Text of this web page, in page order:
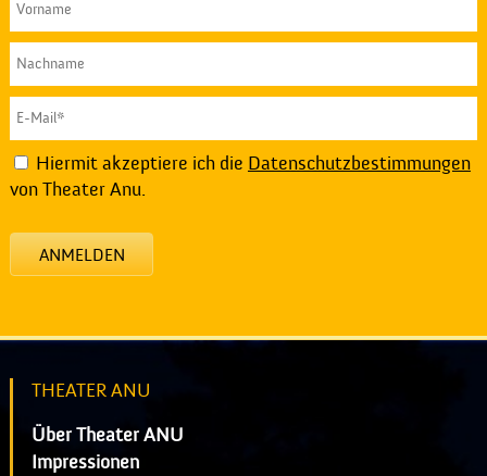
Hiermit akzeptiere ich die Datenschutzbestimmungen
von Theater Anu.
ANMELDEN
THEATER ANU
Über Theater ANU
Impressionen